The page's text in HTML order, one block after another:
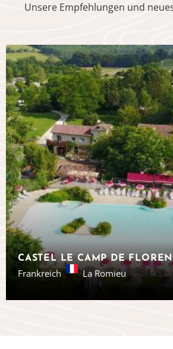
Unsere Empfehlungen und
Frankreich La Romieu